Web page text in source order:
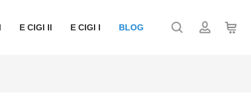
E CIGI II E CIGI I BLOG